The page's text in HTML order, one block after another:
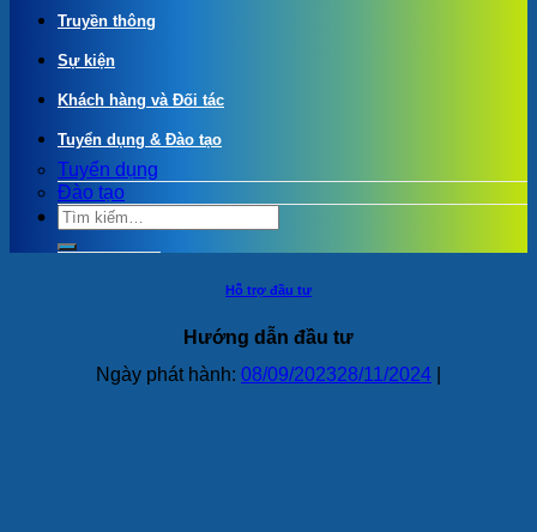
Truyền thông
Sự kiện
Khách hàng và Đối tác
Tuyển dụng & Đào tạo
Tuyển dụng
Đào tạo
Hỗ trợ đầu tư
Hướng dẫn đầu tư
Ngày phát hành: 08/09/202328/11/2024